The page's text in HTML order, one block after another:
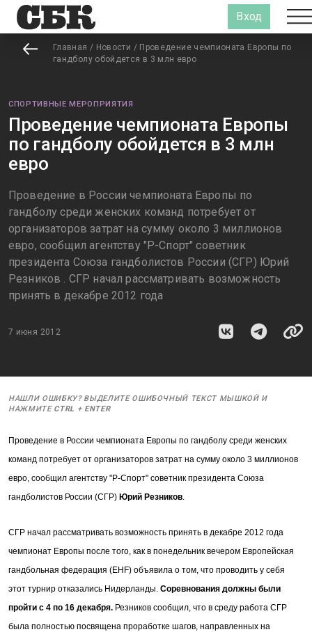
Вход
Главная / Новости / Проведение чемпионата Европы по
гандболу обойдется в 3 млн евро
СПОРТИВНЫЕ МЕРОПРИЯТИЯ
Проведение чемпионата Европы
по гандболу обойдется в 3 млн
евро
Проведение в России чемпионата Европы по
гандболу среди женских команд потребует от
организаторов затрат на сумму около 3 миллионов
евро, сообщил агентству "Р-Спорт" советник
президента Союза гандболистов России (СГР) Юрий
Резников . СГР начал рассматривать возможность
принять в декабре 2012 года
7 июня 2012
НАШЛИ ОШИБКУ? ВЫДЕЛИТЕ ОШИБОЧНЫЙ ТЕКСТ МЫШКОЙ И
НАЖМИТЕ CTRL + ENTER
Проведение в России чемпионата Европы по гандболу среди женских
команд потребует от организаторов затрат на сумму около 3 миллионов
евро, сообщил агентству "Р-Спорт" советник президента Союза
гандболистов России (СГР) Юрий Резников.
СГР начал рассматривать возможность принять в декабре 2012 года
чемпионат Европы после того, как в понедельник вечером Европейская
гандбольная федерация (EHF) объявила о том, что проводить у себя
этот турнир отказались Нидерланды. Соревнования должны были
пройти с 4 по 16 декабря. Резников сообщил, что в среду работа СГР
была полностью посвящена проработке шагов, направленных на